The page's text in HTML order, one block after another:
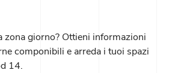
zona giorno? Ottieni informazioni
componibili e arreda i tuoi spazi
14.